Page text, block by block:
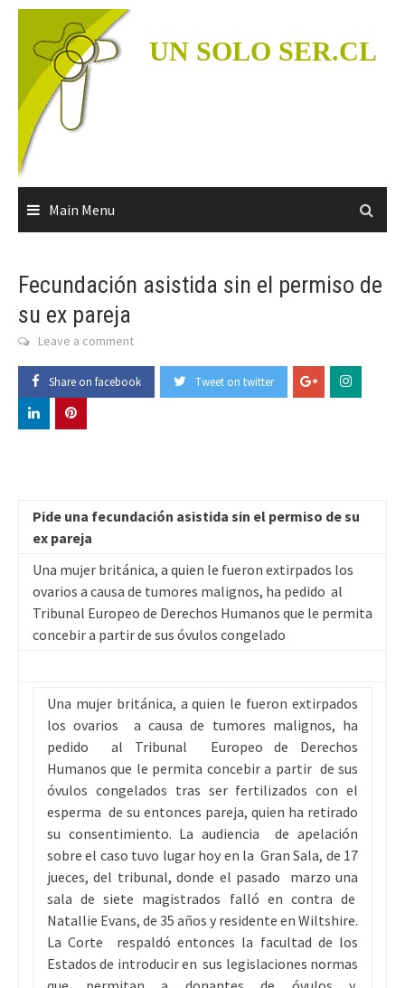
Skip
content
UN SOLO SER.CL
Main Menu
Fecundación asistida sin el permiso de
su ex pareja
Leave a comment
Share on facebook Tweet on twitter
Pide una fecundación asistida sin el permiso de su
ex pareja
Una mujer británica, a quien le fueron extirpados los
ovarios a causa de tumores malignos, ha pedido al
Tribunal Europeo de Derechos Humanos que le permita
concebir a partir de sus óvulos congelado
Una mujer británica, a quien le fueron extirpados
los ovarios a causa de tumores malignos, ha
pedido al Tribunal Europeo de Derechos
Humanos que le permita concebir a partir de sus
óvulos congelados tras ser fertilizados con el
esperma de su entonces pareja, quien ha retirado
su consentimiento. La audiencia de apelación
sobre el caso tuvo lugar hoy en la Gran Sala, de 17
jueces, del tribunal, donde el pasado marzo una
sala de siete magistrados falló en contra de
Natallie Evans, de 35 años y residente en Wiltshire.
La Corte respaldó entonces la facultad de los
Estados de introducir en sus legislaciones normas